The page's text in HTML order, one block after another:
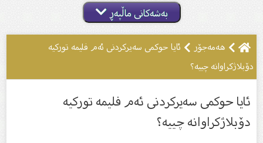
بەشەکانی ماڵپەڕ
هەمەجۆر
ئایا حوكمی سەیركردنی ئەم فلیمە توركیە
دۆبلاژكراوانە چییە؟
ئایا حوكمی سەیركردنی ئەم فلیمە توركیە
دۆبلاژكراوانە چییە؟